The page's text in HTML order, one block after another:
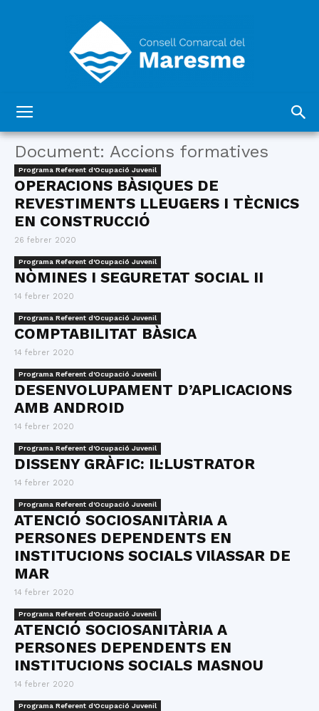
Comarcal
Document: Accions formatives
Programa Referent d'Ocupació Juvenil
OPERACIONS BÀSIQUES DE
REVESTIMENTS LLEUGERS I TÈCNICS
EN CONSTRUCCIÓ
26 febrer 2020
Programa Referent d'Ocupació Juvenil
NÒMINES I SEGURETAT SOCIAL II
14 febrer 2020
Programa Referent d'Ocupació Juvenil
COMPTABILITAT BÀSICA
14 febrer 2020
Programa Referent d'Ocupació Juvenil
DESENVOLUPAMENT D’APLICACIONS
AMB ANDROID
14 febrer 2020
Programa Referent d'Ocupació Juvenil
DISSENY GRÀFIC: IL·LUSTRATOR
14 febrer 2020
Programa Referent d'Ocupació Juvenil
ATENCIÓ SOCIOSANITÀRIA A
PERSONES DEPENDENTS EN
INSTITUCIONS SOCIALS VIlASSAR DE
MAR
14 febrer 2020
Programa Referent d'Ocupació Juvenil
ATENCIÓ SOCIOSANITÀRIA A
PERSONES DEPENDENTS EN
INSTITUCIONS SOCIALS MASNOU
14 febrer 2020
Programa Referent d'Ocupació Juvenil